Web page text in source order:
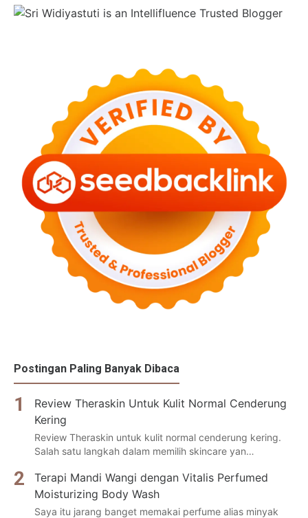
Postingan Paling Banyak Dibaca
Review Theraskin Untuk Kulit Normal Cenderung
Kering
Review Theraskin untuk kulit normal cenderung kering.
Salah satu langkah dalam memilih skincare yan…
Terapi Mandi Wangi dengan Vitalis Perfumed
Moisturizing Body Wash
Saya itu jarang banget memakai perfume alias minyak